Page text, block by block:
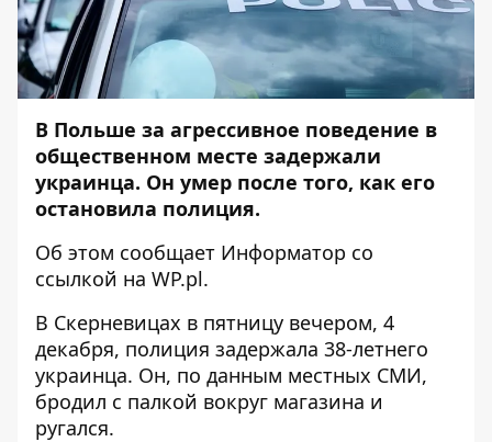
В Польше за агрессивное поведение в
общественном месте задержали
украинца. Он умер после того, как его
остановила полиция.
Об этом сообщает Информатор со
ссылкой на WP.pl.
В Скерневицах в пятницу вечером, 4
декабря, полиция задержала 38-летнего
украинца. Он, по данным местных СМИ,
бродил с палкой вокруг магазина и
ругался.